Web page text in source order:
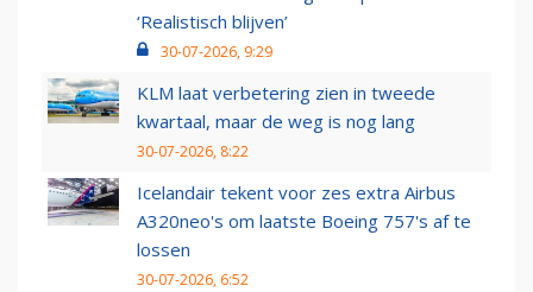
‘Realistisch blijven’
30-07-2026, 9:29
KLM laat verbetering zien in tweede
kwartaal, maar de weg is nog lang
30-07-2026, 8:22
Icelandair tekent voor zes extra Airbus
A320neo's om laatste Boeing 757's af te
lossen
30-07-2026, 6:52